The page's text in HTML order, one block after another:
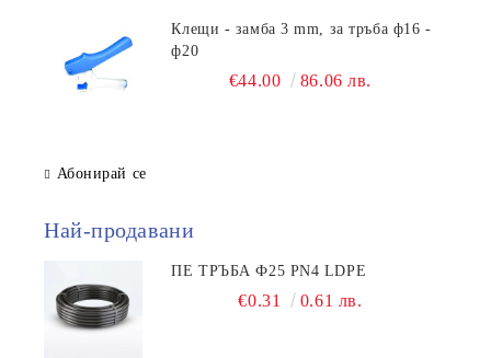
Клещи - замба 3 mm, за тръба ф16 -
ф20
€44.00 86.06 лв.
Абонирай се
Най-продавани
ПЕ ТРЪБА Ф25 PN4 LDPE
€0.31 0.61 лв.